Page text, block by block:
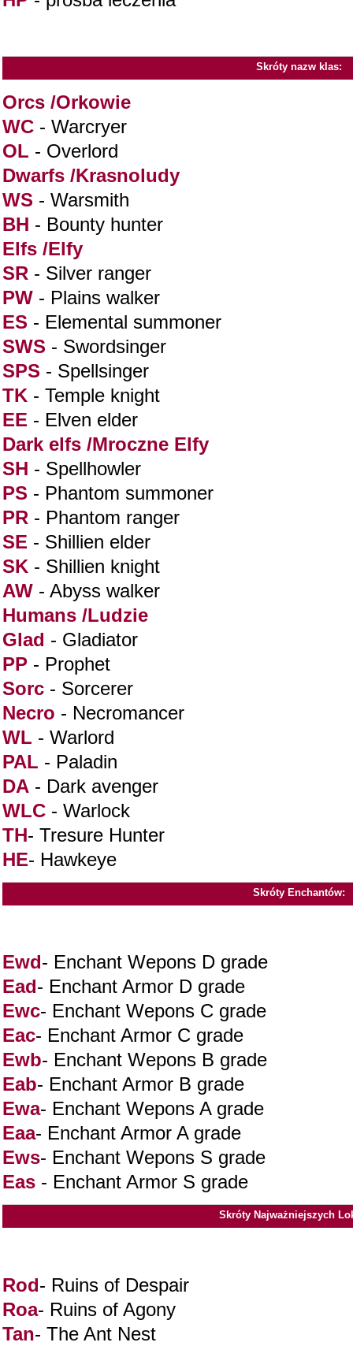
Skróty nazw klas:
Orcs /Orkowie
WC - Warcryer
OL - Overlord
Dwarfs /Krasnoludy
WS - Warsmith
BH - Bounty hunter
Elfs /Elfy
SR - Silver ranger
PW - Plains walker
ES - Elemental summoner
SWS - Swordsinger
SPS - Spellsinger
TK - Temple knight
EE - Elven elder
Dark elfs /Mroczne Elfy
SH - Spellhowler
PS - Phantom summoner
PR - Phantom ranger
SE - Shillien elder
SK - Shillien knight
AW - Abyss walker
Humans /Ludzie
Glad - Gladiator
PP - Prophet
Sorc - Sorcerer
Necro - Necromancer
WL - Warlord
PAL - Paladin
DA - Dark avenger
WLC - Warlock
TH- Tresure Hunter
HE- Hawkeye
Skróty Enchantów:
Ewd- Enchant Wepons D grade
Ead- Enchant Armor D grade
Ewc- Enchant Wepons C grade
Eac- Enchant Armor C grade
Ewb- Enchant Wepons B grade
Eab- Enchant Armor B grade
Ewa- Enchant Wepons A grade
Eaa- Enchant Armor A grade
Ews- Enchant Wepons S grade
Eas - Enchant Armor S grade
Skróty Najważniejszych
Rod- Ruins of Despair
Roa- Ruins of Agony
Tan- The Ant Nest